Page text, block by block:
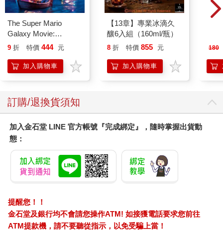
The Super Mario
Galaxy Movie:
Peach`s Birthday
Mario Galaxy Movie
Storybook
9 折 特價 444 元
加入購物車
【13章】專業冰滴久
釀6入組（160ml/瓶）
8 折 特價 855 元
加入購物車
180
訂購/退換貨須知
加入金石堂 LINE 官方帳號『完成綁定』，隨時掌握出貨動
態：
提醒您！！
金石堂及銀行均不會請您操作ATM! 如接獲電話要求您前往
ATM提款機，請不要聽從指示，以免受騙上當！